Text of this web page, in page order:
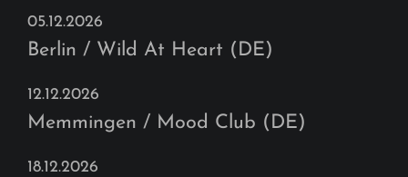
05.12.2026
Berlin / Wild At Heart (DE)
12.12.2026
Memmingen / Mood Club (DE)
18.12.2026